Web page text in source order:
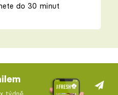
do 30 minut
týdně